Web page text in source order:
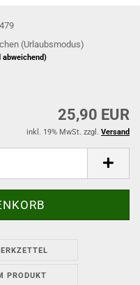
(Urlaubsmodus)
abweichend)
25,90 EUR
inkl. 19% MwSt. zzgl. Versand
PRODUKT